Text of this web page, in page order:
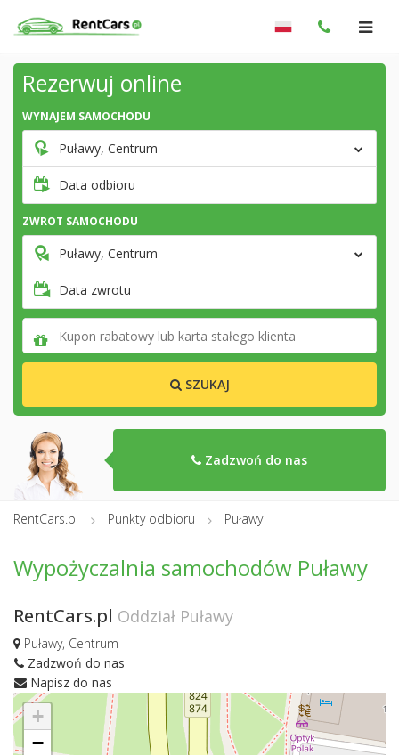
Rezerwuj online
WYNAJEM SAMOCHODU
Puławy, Centrum
Data odbioru
ZWROT SAMOCHODU
Puławy, Centrum
Data zwrotu
SZUKAJ
Zadzwoń do nas
RentCars.pl Punkty odbioru Puławy
Wypożyczalnia samochodów Puławy
RentCars.pl Oddział Puławy
Puławy, Centrum
Zadzwoń do nas
Napisz do nas
+
−